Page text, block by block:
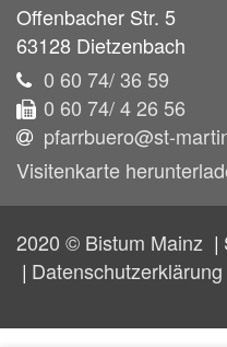
Offenbacher Str. 5
63128 Dietzenbach
0 60 74/ 36 59
0 60 74/ 4 26 56
pfarrbuero@st-
Visitenkarte
2020 © Bistum Mainz
Datenschutzerklärung